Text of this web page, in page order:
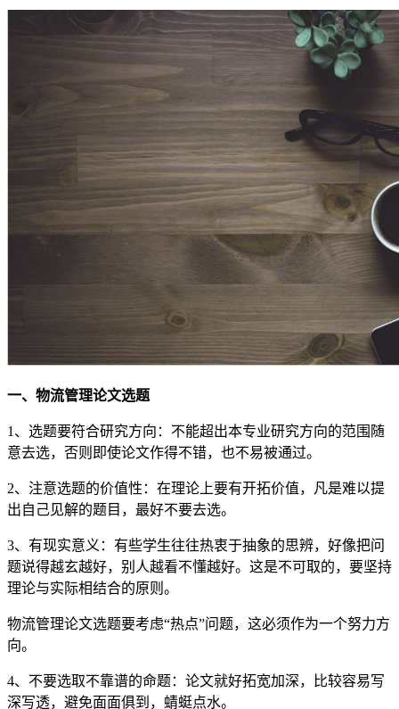
一、物流管理论文选题
1、选题要符合研究方向：不能超出本专业研究方向的范围随
意去选，否则即使论文作得不错，也不易被通过。
2、注意选题的价值性：在理论上要有开拓价值，凡是难以提
出自己见解的题目，最好不要去选。
3、有现实意义：有些学生往往热衷于抽象的思辨，好像把问
题说得越玄越好，别人越看不懂越好。这是不可取的，要坚持
理论与实际相结合的原则。
物流管理论文选题要考虑“热点”问题，这必须作为一个努力方
向。
4、不要选取不靠谱的命题：论文就好拓宽加深，比较容易写
深写透，避免面面俱到，蜻蜓点水。